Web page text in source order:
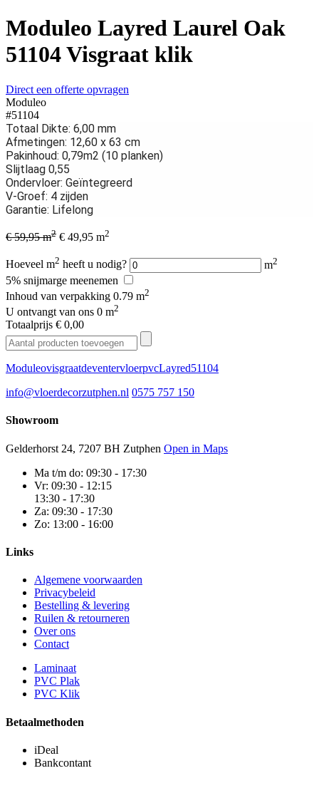
Moduleo Layred Laurel Oak
51104 Visgraat klik
Direct een offerte opvragen
Moduleo
#51104
Totaal Dikte: 6,00 mm
Afmetingen: 12,60 x 63 cm
Pakinhoud: 0,79m2 (10 planken)
Slijtlaag 0,55
Ondervloer: Geïntegreerd
V-Groef: 4 zijden
Garantie: Lifelong
€ 59,95 m2 € 49,95 m2
Hoeveel m2 heeft u nodig? m2
5% snijmarge meenemen
Inhoud van verpakking 0.79 m2
U ontvangt van ons 0 m2
Totaalprijs € 0,00
ModuleovisgraatdeventervloerpvcLayred51104
info@vloerdecorzutphen.nl 0575 757 150
Showroom
Gelderhorst 24, 7207 BH Zutphen Open in Maps
Ma t/m do: 09:30 - 17:30
Vr: 09:30 - 12:15
13:30 - 17:30
Za: 09:30 - 17:30
Zo: 13:00 - 16:00
Links
Algemene voorwaarden
Privacybeleid
Bestelling & levering
Ruilen & retourneren
Over ons
Contact
Laminaat
PVC Plak
PVC Klik
Betaalmethoden
iDeal
Bankcontant